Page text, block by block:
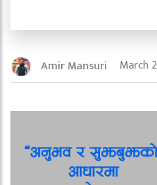
Amir Mansuri March